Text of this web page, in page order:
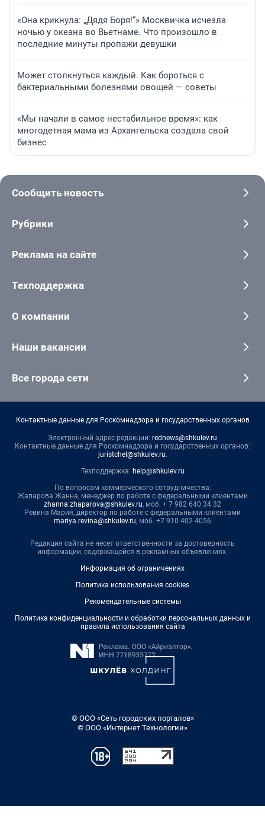
«Она крикнула: „Дядя Боря!“» Москвичка исчезла
ночью у океана во Вьетнаме. Что произошло в
последние минуты пропажи девушки
Может столкнуться каждый. Как бороться с
бактериальными болезнями овощей — советы
«Мы начали в самое нестабильное время»: как
многодетная мама из Архангельска создала свой
бизнес
Сообщить новость
Рубрики
Реклама на сайте
Техподдержка
О компании
Наши вакансии
Все города сети
Контактные данные для Роскомнадзора и государственных органов
Электронный адрес редакции: rednews@shkulev.ru
Контактные данные для Роскомнадзора и государственных органов:
juristchel@shkulev.ru.
Техподдержка: help@shkulev.ru
По вопросам коммерческого сотрудничества:
Жапарова Жанна, менеджер по работе с федеральными клиентами
zhanna.zhaparova@shkulev.ru, моб. + 7 982 640 34 32
Ревина Мария, директор по работе с федеральными клиентами
mariya.revina@shkulev.ru, моб. +7 910 402 4056
Редакция сайта не несет ответственности за достоверность
информации, содержащейся в рекламных объявлениях.
Информация об ограничениях
Политика использования cookies
Рекомендательные системы
Политика конфиденциальности и обработки персональных данных и
правила использования сайта
© ООО «Сеть городских порталов»
© ООО «Интернет Технологии»